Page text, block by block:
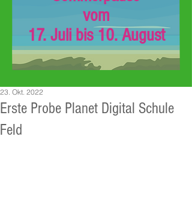
vom
17. Juli bis 10. August
Erste Probe Planet Digital Schule
Feld
23. Okt. 2022